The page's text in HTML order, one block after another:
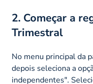
2. Começar a
Trimestral
No menu principal da
depois seleciona a
independentes".